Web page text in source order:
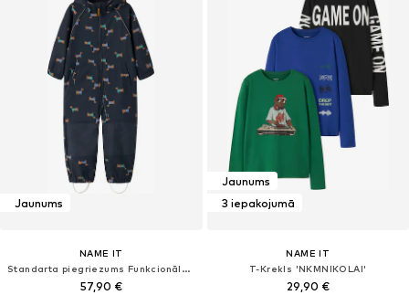
Jaunums
NAME IT
Standarta piegriezums Funkcionālais apģērbs 'NMMALFA08'
57,90 €
Jaunums
3 iepakojumā
NAME IT
T-Krekls 'NKMNIKOLAI'
29,90 €